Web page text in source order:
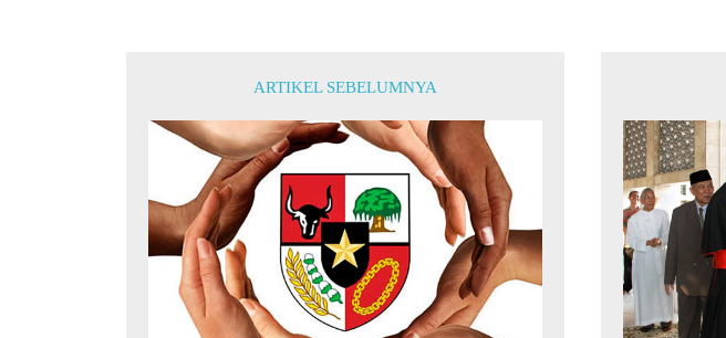
ARTIKEL SEBELUMNYA